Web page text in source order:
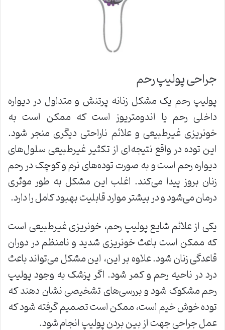
جراحی پولیپ رحم
پولیپ رحم یک مشکل زنانه پرتنش و متداول در دیواره
داخلی رحم یا اندومتریوز است که ممکن است به
خونریزی غیرطبیعی و علائم ناراحتی دیگری منجر شود.
این توده در واقع نتیجه‌ای از تکثیر غیرطبیعی سلول‌های
دیواره رحم است و به صورت توده‌های نرم و کوچک در رحم
زنان بروز پیدا می‌کند. اغلب این مشکل به طور موثری
درمان می‌شود و در بیشتر موارد قابلیت بهبود کامل را دارد.
یکی از علائم شایع پولیپ رحم، خونریزی غیرطبیعی است
که ممکن است باعث خونریزی شدید و نامنظم در دوران
قاعدگی زنان شود. علاوه بر این، این مشکل می‌تواند باعث
درد در ناحیه رحم و کمر شود. اگر پزشک به وجود پولیپ
رحم مشکوک شود و بررسی‌های تشخیصی نشان دهند که
توده خوش خیم است، ممکن است تصمیم گرفته شود که
عمل جراحی جهت از بین بردن پولیپ انجام شود.